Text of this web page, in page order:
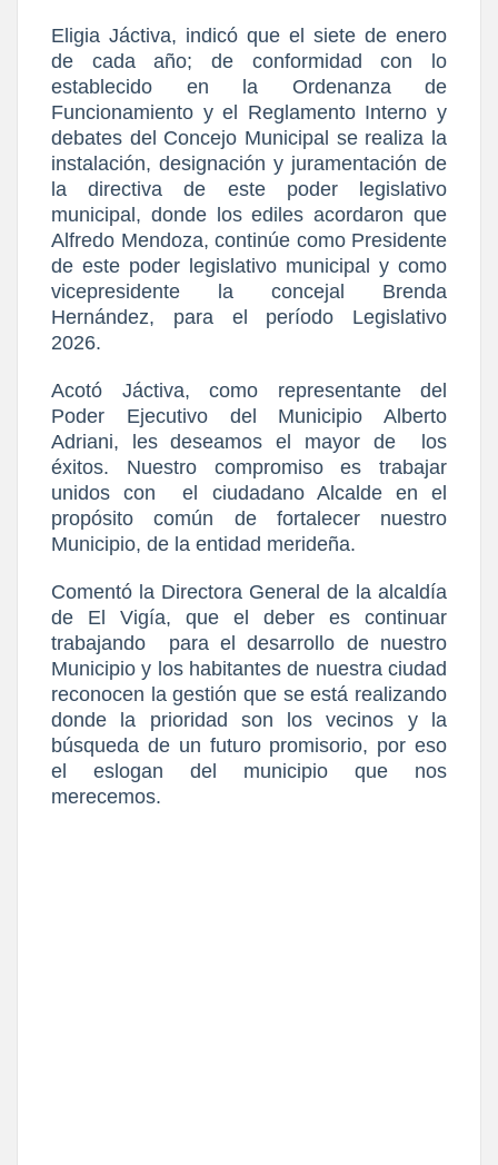
Eligia Jáctiva, indicó que el siete de enero
de cada año; de conformidad con lo
establecido en la Ordenanza de
Funcionamiento y el Reglamento Interno y
debates del Concejo Municipal se realiza la
instalación, designación y juramentación de
la directiva de este poder legislativo
municipal, donde los ediles acordaron que
Alfredo Mendoza, continúe como Presidente
de este poder legislativo municipal y como
vicepresidente la concejal Brenda
Hernández, para el período Legislativo
2026.
Acotó Jáctiva, como representante del
Poder Ejecutivo del Municipio Alberto
Adriani, les deseamos el mayor de
los
éxitos. Nuestro compromiso es trabajar
unidos con
el ciudadano Alcalde en el
propósito común de fortalecer nuestro
Municipio, de la entidad merideña.
Comentó la Directora General de la alcaldía
de El Vigía, que el deber es continuar
trabajando
para el desarrollo de nuestro
Municipio y los habitantes de nuestra ciudad
reconocen la gestión que se está realizando
donde la prioridad son los vecinos y la
búsqueda de un futuro promisorio, por eso
el eslogan del municipio que nos
merecemos.